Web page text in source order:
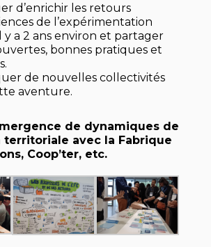
d’enrichir les retours
de l’expérimentation
y a 2 ans environ et partager
bonnes pratiques et
de nouvelles collectivités
aventure.
de dynamiques de
territoriale avec la Fabrique
Coop’ter, etc.